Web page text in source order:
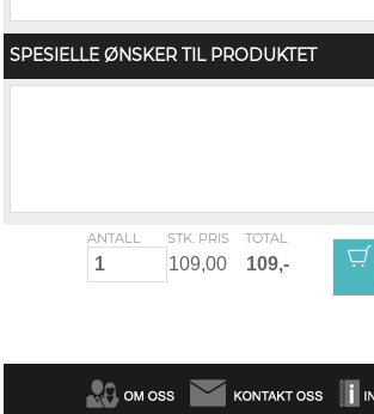
SPESIELLE ØNSKER TIL PRODUKTET
ANTALL STK. PRIS TOTAL